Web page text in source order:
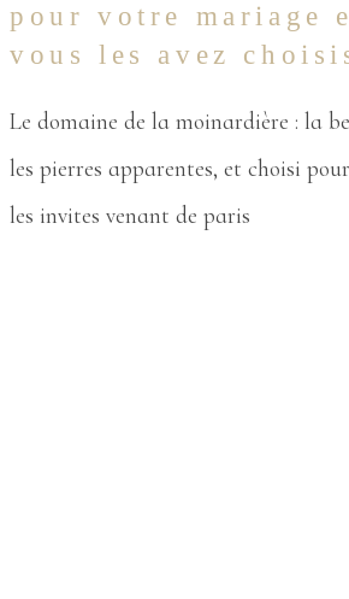
pour votre mariage
vous les avez
Le domaine de la moinardière : la
les pierres apparentes, et choisi
les invites venant de paris